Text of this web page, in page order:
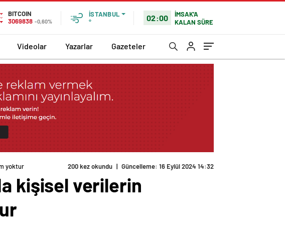
BITCOIN
3069838 -0,60%
İSTANBUL
°
02:00
İMSAK'A
KALAN SÜRE
Videolar Yazarlar Gazeteler
yoktur 200 kez okundu | Güncelleme: 16 Eylül 2024 14:32
kişisel verilerin